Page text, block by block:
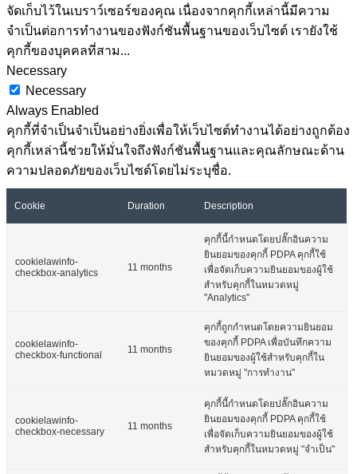
จัดเก็บไว้ในเบราว์เซอร์ของคุณ เนื่องจากคุกกี้เหล่านี้มีความ
จำเป็นต่อการทำงานของฟังก์ชันพื้นฐานของเว็บไซต์ เรายังใช้
คุกกี้ของบุคคลที่สาม...
Necessary
Necessary
Always Enabled
คุกกี้ที่จำเป็นจำเป็นอย่างยิ่งเพื่อให้เว็บไซต์ทำงานได้อย่างถูกต้อง
คุกกี้เหล่านี้ช่วยให้มั่นใจถึงฟังก์ชันพื้นฐานและคุณลักษณะด้าน
ความปลอดภัยของเว็บไซต์โดยไม่ระบุชื่อ.
Cookie Duration Description
cookielawinfo-
checkbox-analytics
11 months
คุกกี้นี้กำหนดโดยปลั๊กอินความ
ยินยอมของคุกกี้ PDPA คุกกี้ใช้
เพื่อจัดเก็บความยินยอมของผู้ใช้
สำหรับคุกกี้ในหมวดหมู่
"Analytics"
cookielawinfo-
checkbox-functional
11 months
คุกกี้ถูกกำหนดโดยความยินยอม
ของคุกกี้ PDPA เพื่อบันทึกความ
ยินยอมของผู้ใช้สำหรับคุกกี้ใน
หมวดหมู่ "การทำงาน"
cookielawinfo-
checkbox-necessary
11 months
คุกกี้นี้กำหนดโดยปลั๊กอินความ
ยินยอมของคุกกี้ PDPA คุกกี้ใช้
เพื่อจัดเก็บความยินยอมของผู้ใช้
สำหรับคุกกี้ในหมวดหมู่ "จำเป็น"